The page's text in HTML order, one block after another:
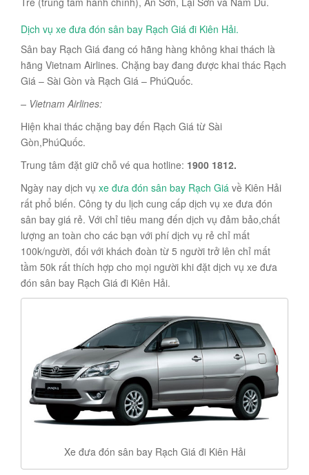
Dịch vụ xe đưa đón sân bay Rạch Giá đi Kiên Hải.
Sân bay Rạch Giá đang có hãng hàng không khai thách là
hãng Vietnam Airlines. Chặng bay đang được khai thác Rạch
Giá – Sài Gòn và Rạch Giá – PhúQuốc.
– Vietnam Airlines:
Hiện khai thác chặng bay đến Rạch Giá từ Sài
Gòn,PhúQuốc.
Trung tâm đặt giữ chỗ vé qua hotline: 1900 1812.
Ngày nay dịch vụ xe đưa đón sân bay Rạch Giá về Kiên Hải
rất phổ biến. Công ty du lịch cung cấp dịch vụ xe đưa đón
sân bay giá rẻ. Với chỉ tiêu mang đến dịch vụ đảm bảo,chất
lượng an toàn cho các bạn với phí dịch vụ rẻ chỉ mất
100k/người, đối với khách đoàn từ 5 người trở lên chỉ mất
tầm 50k rất thích hợp cho mọi người khi đặt dịch vụ xe đưa
đón sân bay Rạch Giá đi Kiên Hải.
Xe đưa đón sân bay Rạch Giá đi Kiên Hải